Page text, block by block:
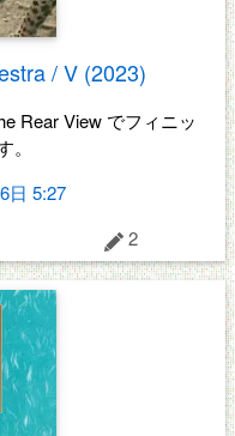
/ V (2023)
Rear View でフィニッ
日 5:27
2